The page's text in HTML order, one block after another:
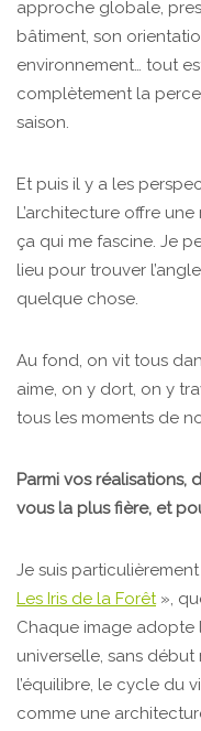
approche globale,
bâtiment, son
environnement… tout
complètement la
saison.
Et puis il y a les
L’architecture offre
ça qui me fascine. Je
lieu pour trouver
quelque chose.
Au fond, on vit tous
aime, on y dort, on y
tous les moments de
Parmi vos
vous la plus fière, et
Je suis
Les Iris de la Forêt»,
Chaque image adopte
universelle, sans début
l’équilibre, le cycle du
comme une